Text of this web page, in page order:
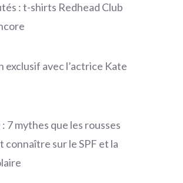
: t-shirts Redhead Club
exclusif avec l’actrice Kate
: 7 mythes que les rousses
connaître sur le SPF et la